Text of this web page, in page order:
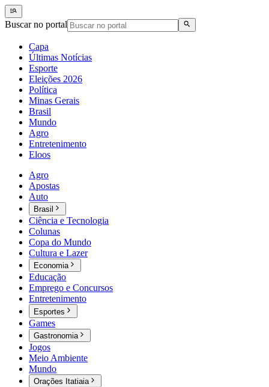
Buscar no portal
Capa
Últimas Notícias
Esporte
Eleições 2026
Política
Minas Gerais
Brasil
Mundo
Agro
Entretenimento
Eloos
Agro
Apostas
Auto
Brasil
Ciência e Tecnologia
Colunas
Copa do Mundo
Cultura e Lazer
Economia
Educação
Emprego e Concursos
Entretenimento
Esportes
Games
Gastronomia
Jogos
Meio Ambiente
Mundo
Orações Itatiaia